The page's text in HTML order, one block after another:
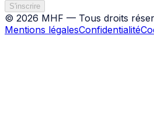
S'inscrire
© 2026 MHF — Tous droits
Mentions légalesConfidentialité